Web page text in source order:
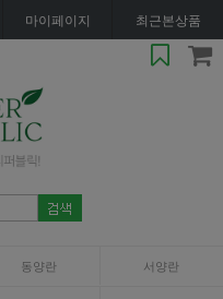
마이페이지 최근본상품
동양란 서양란